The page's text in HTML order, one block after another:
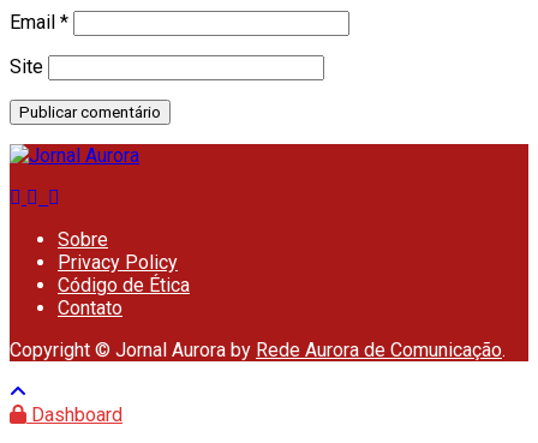
Email *
Site
Sobre
Privacy Policy
Código de Ética
Contato
Copyright © Jornal Aurora by Rede Aurora de Comunicação.
Dashboard